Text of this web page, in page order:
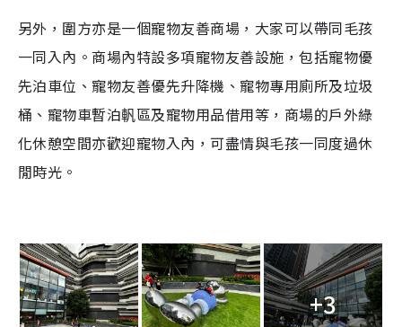
另外，圍方亦是一個寵物友善商場，大家可以帶同毛孩
一同入內。商場內特設多項寵物友善設施，包括寵物優
先泊車位、寵物友善優先升降機、寵物專用廁所及垃圾
桶、寵物車暫泊軓區及寵物用品借用等，商場的戶外綠
化休憩空間亦歡迎寵物入內，可盡情與毛孩一同度過休
閒時光。
+3